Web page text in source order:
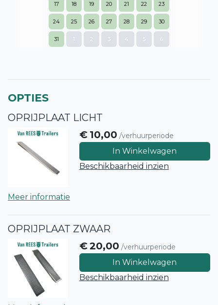
17 18 19 20 21 22 23
24 25 26 27 28 29 30
31 1 2 3 4 5 6
OPTIES
OPRIJPLAAT LICHT
€ 10,00 /verhuurperiode
In Winkelwagen
Beschikbaarheid inzien
Meer informatie
OPRIJPLAAT ZWAAR
€20,00 /verhuurperiode
In Winkelwagen
Beschikbaarheid inzien